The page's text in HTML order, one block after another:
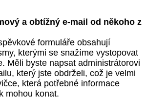
a obtížný e-mail od někoho z
formuláře obsahují
kterými se snažíme vystopovat
Měli byste napsat administrátorovi
který jste obdrželi, což je velmi
která potřebné informace
mohou konat.